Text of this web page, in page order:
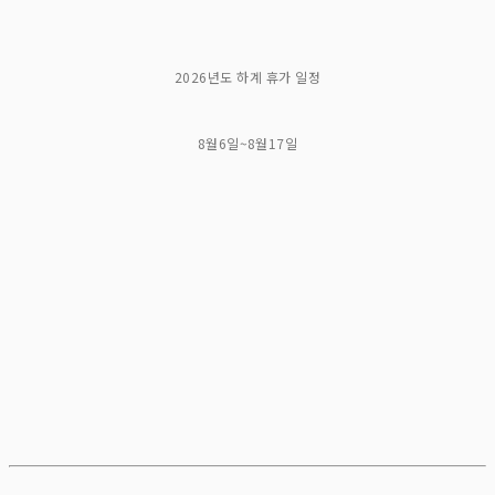
2026년도 하계 휴가 일정
8월6일~8월17일